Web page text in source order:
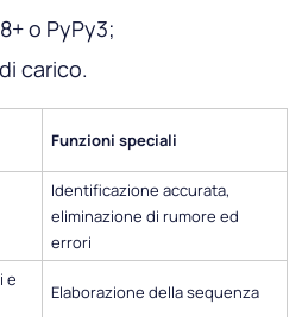
o PyPy3;
carico.
Funzioni speciali
Identificazione accurata,
eliminazione di rumore ed
errori
e
Elaborazione della sequenza